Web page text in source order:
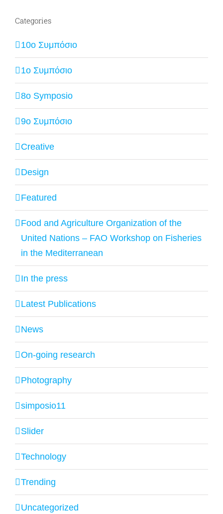
Categories
10ο Συμπόσιο
1ο Συμπόσιο
8o Symposio
9ο Συμπόσιο
Creative
Design
Featured
Food and Agriculture Organization of the
United Nations – FAO Workshop on Fisheries
in the Mediterranean
In the press
Latest Publications
News
On-going research
Photography
simposio11
Slider
Technology
Trending
Uncategorized